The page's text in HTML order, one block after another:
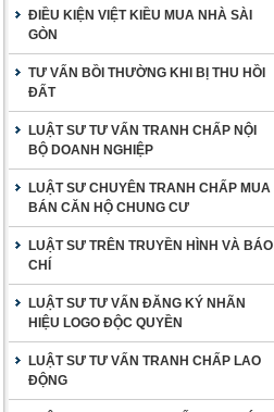
ĐIỀU KIỆN VIỆT KIỀU MUA NHÀ SÀI
GÒN
TƯ VẤN BỒI THƯỜNG KHI BỊ THU HỒI
ĐẤT
LUẬT SƯ TƯ VẤN TRANH CHẤP NỘI
BỘ DOANH NGHIỆP
LUẬT SƯ CHUYÊN TRANH CHẤP MUA
BÁN CĂN HỘ CHUNG CƯ
LUẬT SƯ TRÊN TRUYỀN HÌNH VÀ BÁO
CHÍ
LUẬT SƯ TƯ VẤN ĐĂNG KÝ NHÃN
HIỆU LOGO ĐỘC QUYỀN
LUẬT SƯ TƯ VẤN TRANH CHẤP LAO
ĐỘNG